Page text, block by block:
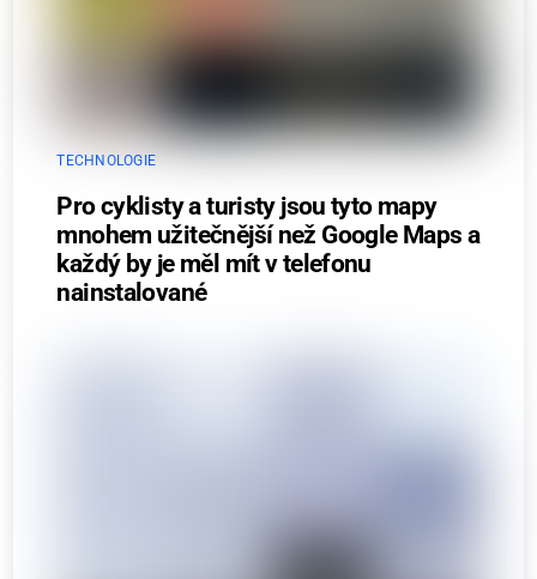
TECHNOLOGIE
Pro cyklisty a turisty jsou tyto mapy
mnohem užitečnější než Google Maps a
každý by je měl mít v telefonu
nainstalované